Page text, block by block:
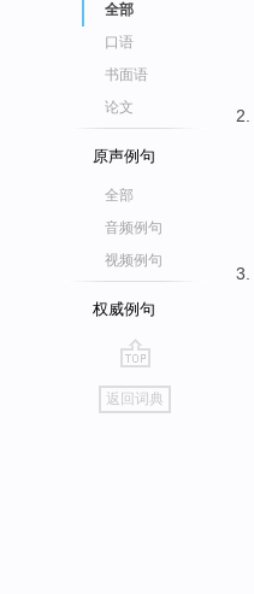
全部
口语
书面语
论文
原声例句
全部
音频例句
视频例句
权威例句
go
top
返回词典